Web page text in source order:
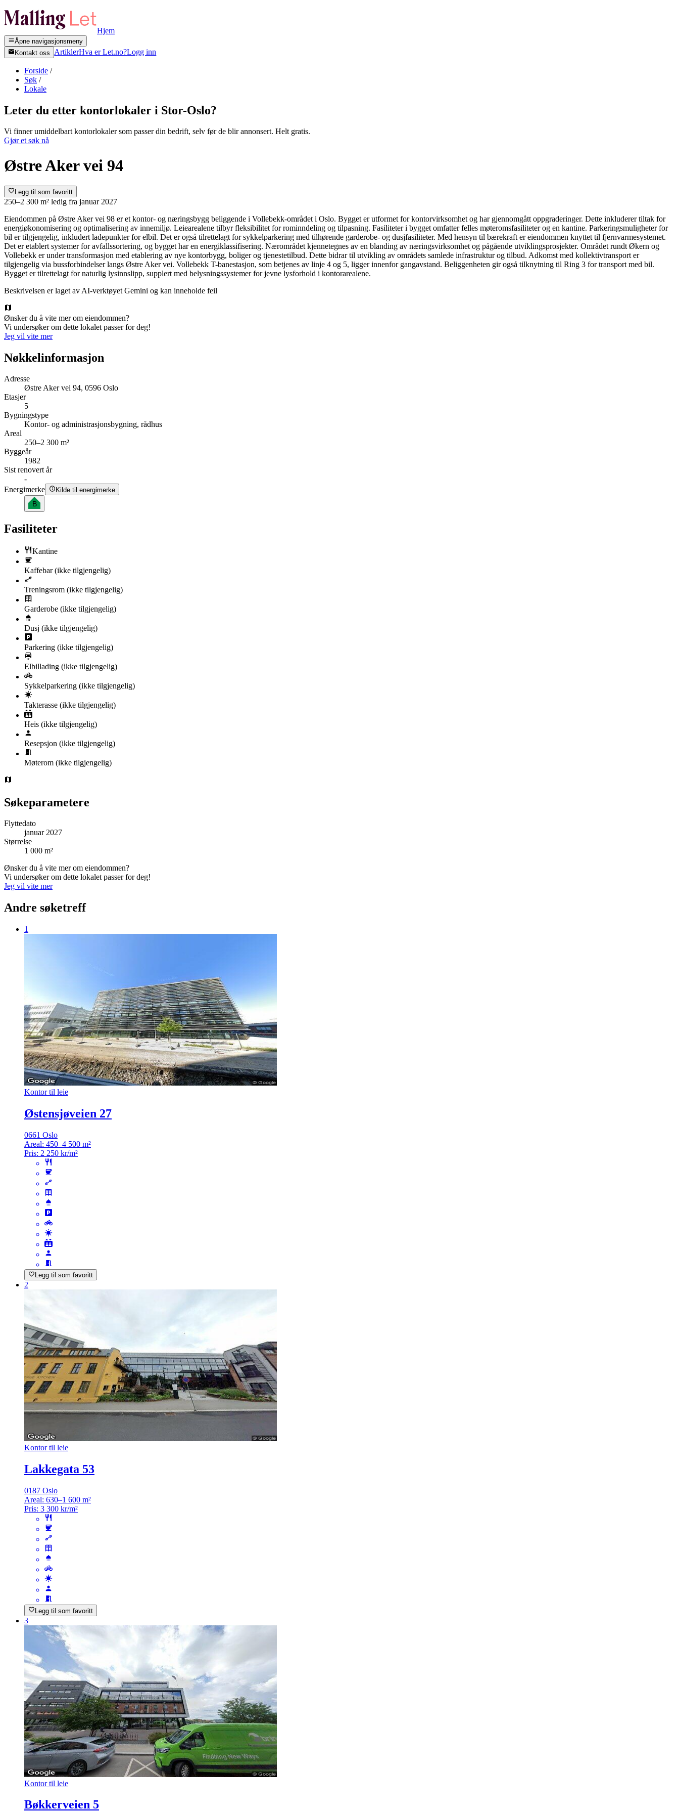
Hjem
Åpne navigasjonsmeny
Kontakt oss
ArtiklerHva er Let.no?Logg inn
Forside /
Søk /
Lokale
Leter du etter kontorlokaler i Stor-Oslo?
Vi finner umiddelbart kontorlokaler som passer din bedrift, selv før de blir annonsert. Helt gratis.
Gjør et søk nå
Østre Aker vei 94
Legg til som favoritt
250–2 300 m² ledig fra januar 2027
Eiendommen på Østre Aker vei 98 er et kontor- og næringsbygg beliggende i Vollebekk-området i Oslo. Bygget er utformet for kontorvirksomhet og har gjennomgått oppgraderinger. Dette inkluderer tiltak for
energiøkonomisering og optimalisering av innemiljø. Leiearealene tilbyr fleksibilitet for rominndeling og tilpasning. Fasiliteter i bygget omfatter felles møteromsfasiliteter og en kantine. Parkeringsmuligheter for
bil er tilgjengelig, inkludert ladepunkter for elbil. Det er også tilrettelagt for sykkelparkering med tilhørende garderobe- og dusjfasiliteter. Med hensyn til bærekraft er eiendommen knyttet til fjernvarmesystemet.
Det er etablert systemer for avfallssortering, og bygget har en energiklassifisering. Nærområdet kjennetegnes av en blanding av næringsvirksomhet og pågående utviklingsprosjekter. Området rundt Økern og
Vollebekk er under transformasjon med etablering av nye kontorbygg, boliger og tjenestetilbud. Dette bidrar til utvikling av områdets samlede infrastruktur og tilbud. Adkomst med kollektivtransport er
tilgjengelig via bussforbindelser langs Østre Aker vei. Vollebekk T-banestasjon, som betjenes av linje 4 og 5, ligger innenfor gangavstand. Beliggenheten gir også tilknytning til Ring 3 for transport med bil.
Bygget er tilrettelagt for naturlig lysinnslipp, supplert med belysningssystemer for jevne lysforhold i kontorarealene.
Beskrivelsen er laget av AI-verktøyet Gemini og kan inneholde feil
Ønsker du å vite mer om eiendommen?
Vi undersøker om dette lokalet passer for deg!
Jeg vil vite mer
Nøkkelinformasjon
Adresse
Østre Aker vei 94, 0596 Oslo
Etasjer
5
Bygningstype
Kontor- og administrasjonsbygning, rådhus
Areal
250–2 300 m²
Byggeår
1982
Sist renovert år
-
Energimerke
Kilde til energimerke
B
Fasiliteter
Kantine
Kaffebar(ikke tilgjengelig)
Treningsrom (ikke tilgjengelig)
Garderobe (ikke tilgjengelig)
Dusj (ikke tilgjengelig)
Parkering (ikke tilgjengelig)
Elbillading (ikke tilgjengelig)
Sykkelparkering (ikke tilgjengelig)
Takterasse (ikke tilgjengelig)
Heis (ikke tilgjengelig)
Resepsjon (ikke tilgjengelig)
Møterom (ikke tilgjengelig)
Søkeparametere
Flyttedato
januar 2027
Størrelse
1 000 m²
Ønsker du å vite mer om eiendommen?
Vi undersøker om dette lokalet passer for deg!
Jeg vil vite mer
Andre søketreff
1
Kontor til leie
Østensjøveien 27
0661 Oslo
Areal: 450–4 500 m²
Pris: 2 250 kr/m²
Legg til som favoritt
2
Kontor til leie
Lakkegata 53
0187 Oslo
Areal: 630–1 600 m²
Pris: 3 300 kr/m²
Legg til som favoritt
3
Kontor til leie
Bøkkerveien 5